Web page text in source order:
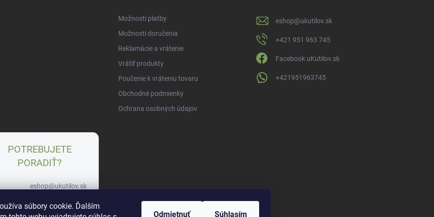
súbory cookie. Ďalším
Odmietnuť Súhlasím
Možnosti platby
Možnosti doručenia
Reklamácie a vrátenie
Vrátiť produkty
Poučenie k vráteniu tovaru
Obchodné podmienky
Ochrana osobných údajov
eshop@ukutilov.sk
+421 951 963 745
Facebook uKutilov.sk
+421951963745
POTREBUJETE
PORADIŤ?
eshop@ukutilov.sk
+421 951 963 745